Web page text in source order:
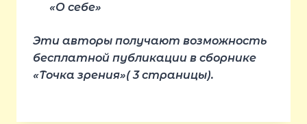
«О себе»
Эти авторы получают возможность
бесплатной публикации в сборнике
«Точка зрения»( 3 страницы).